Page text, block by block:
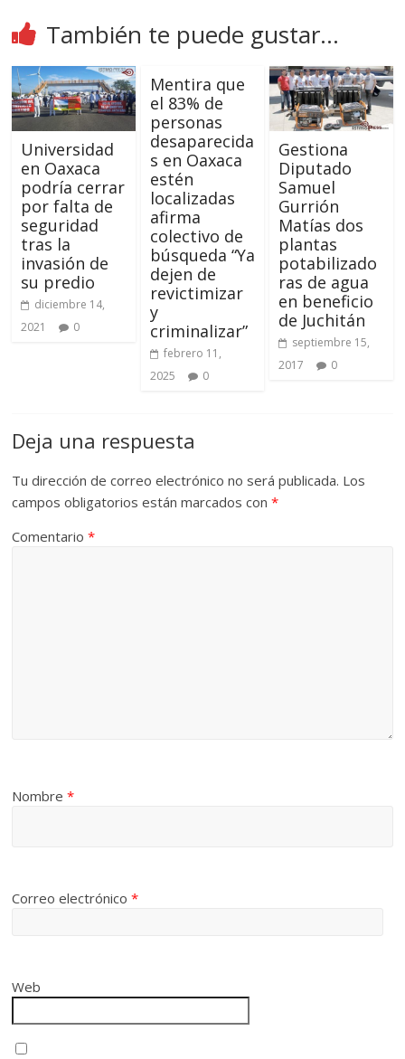
También te puede gustar...
Universidad
en Oaxaca
podría cerrar
por falta de
seguridad
tras la
invasión de
su predio
diciembre 14,
2021
0
Mentira que
el 83% de
personas
desaparecida
s en Oaxaca
estén
localizadas
afirma
colectivo de
búsqueda “Ya
dejen de
revictimizar
y
criminalizar”
febrero 11,
2025
0
Gestiona
Diputado
Samuel
Gurrión
Matías dos
plantas
potabilizado
ras de agua
en beneficio
de Juchitán
septiembre 15,
2017
0
Deja una respuesta
Tu dirección de correo electrónico no será publicada. Los
campos obligatorios están marcados con*
Comentario*
Nombre*
Correo electrónico*
Web